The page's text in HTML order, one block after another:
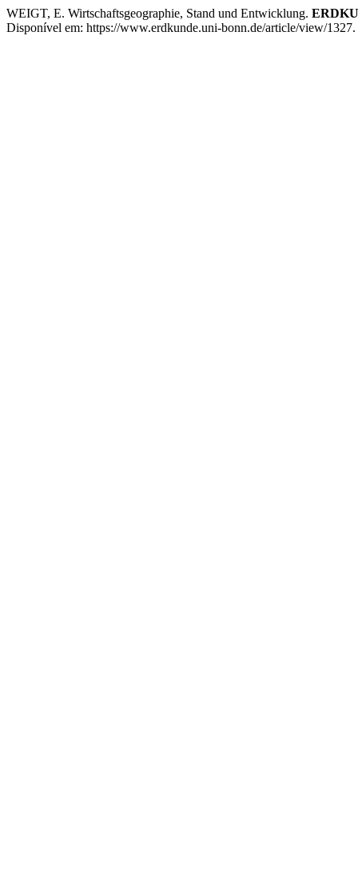
WEIGT, E. Wirtschaftsgeographie, Stand und Entwicklung.
Disponível em: https://www.erdkunde.uni-bonn.de/article/view/1327.